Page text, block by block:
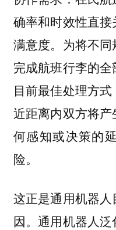
确率和时效性直
满意度。为将不
完成航班行李的
目前最佳处理方
近距离内双方将
何感知或决策的
险。
这正是通用机器
因。通用机器人